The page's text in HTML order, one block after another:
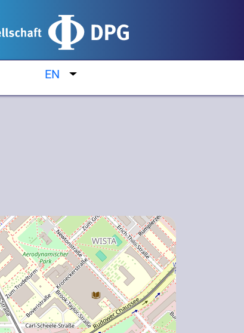
EN List additional actions